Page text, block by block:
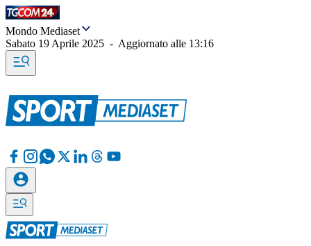
Mondo Mediaset
Sabato 19 Aprile 2025 - Aggiornato alle 13:16